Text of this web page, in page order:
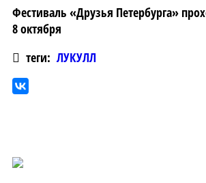
Фестиваль «Друзья Петербурга»
8 октября
теги: ЛУКУЛЛ